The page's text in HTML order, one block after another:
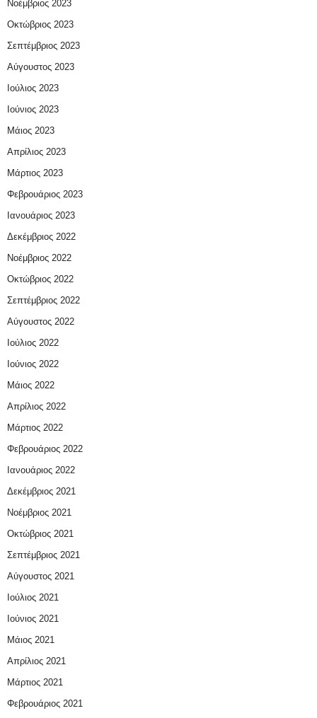
Νοέμβριος 2023
Οκτώβριος 2023
Σεπτέμβριος 2023
Αύγουστος 2023
Ιούλιος 2023
Ιούνιος 2023
Μάιος 2023
Απρίλιος 2023
Μάρτιος 2023
Φεβρουάριος 2023
Ιανουάριος 2023
Δεκέμβριος 2022
Νοέμβριος 2022
Οκτώβριος 2022
Σεπτέμβριος 2022
Αύγουστος 2022
Ιούλιος 2022
Ιούνιος 2022
Μάιος 2022
Απρίλιος 2022
Μάρτιος 2022
Φεβρουάριος 2022
Ιανουάριος 2022
Δεκέμβριος 2021
Νοέμβριος 2021
Οκτώβριος 2021
Σεπτέμβριος 2021
Αύγουστος 2021
Ιούλιος 2021
Ιούνιος 2021
Μάιος 2021
Απρίλιος 2021
Μάρτιος 2021
Φεβρουάριος 2021